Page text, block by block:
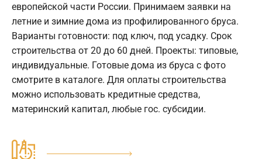
европейской части России. Принимаем заявки на
летние и зимние дома из профилированного бруса.
Варианты готовности: под ключ, под усадку. Срок
строительства от 20 до 60 дней. Проекты: типовые,
индивидуальные. Готовые дома из бруса с фото
смотрите в каталоге. Для оплаты строительства
можно использовать кредитные средства,
материнский капитал, любые гос. субсидии.